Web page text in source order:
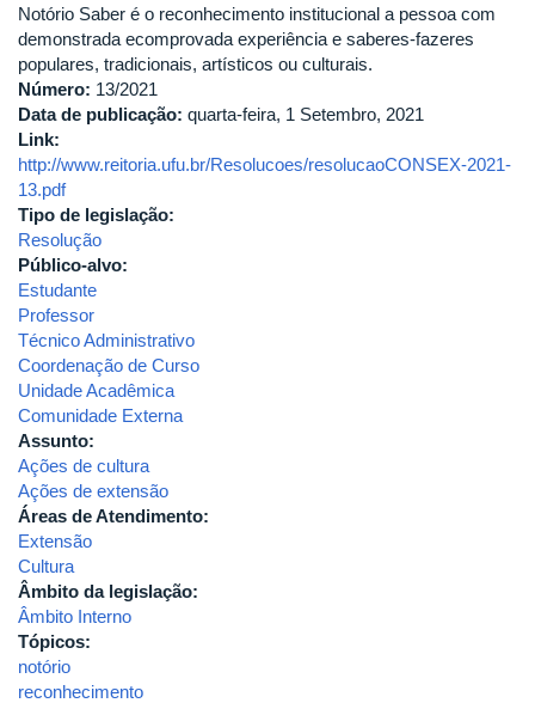
Notório Saber é o reconhecimento institucional a pessoa com
demonstrada ecomprovada experiência e saberes-fazeres
populares, tradicionais, artísticos ou culturais.
Número: 13/2021
Data de publicação: quarta-feira, 1 Setembro, 2021
Link:
http://www.reitoria.ufu.br/Resolucoes/resolucaoCONSEX-2021-
13.pdf
Tipo de legislação:
Resolução
Público-alvo:
Estudante
Professor
Técnico Administrativo
Coordenação de Curso
Unidade Acadêmica
Comunidade Externa
Assunto:
Ações de cultura
Ações de extensão
Áreas de Atendimento:
Extensão
Cultura
Âmbito da legislação:
Âmbito Interno
Tópicos:
notório
reconhecimento